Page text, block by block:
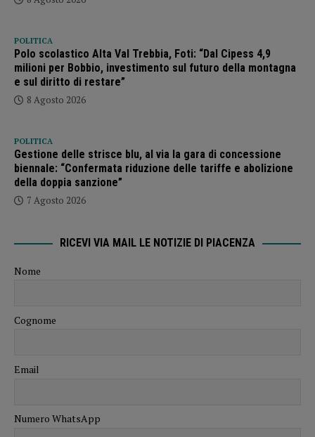
POLITICA
Polo scolastico Alta Val Trebbia, Foti: “Dal Cipess 4,9
milioni per Bobbio, investimento sul futuro della montagna
e sul diritto di restare”
8 Agosto 2026
POLITICA
Gestione delle strisce blu, al via la gara di concessione
biennale: “Confermata riduzione delle tariffe e abolizione
della doppia sanzione”
7 Agosto 2026
RICEVI VIA MAIL LE NOTIZIE DI PIACENZA
Nome
Cognome
Email
Numero WhatsApp